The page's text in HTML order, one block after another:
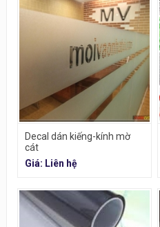
Decal dán kiếng-kính mờ
cát
Giá: Liên hệ